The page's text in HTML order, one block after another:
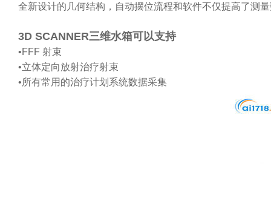
全新设计的几何结构，自动摆位流程和软件不仅提高了测
3D SCANNER三维水箱可以支持
•FFF 射束
•立体定向放射治疗射束
•所有常用的治疗计划系统数据采集